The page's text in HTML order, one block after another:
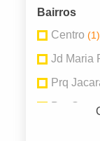
Bairros
Centro (1)
Jd Maria
Prq
Prq